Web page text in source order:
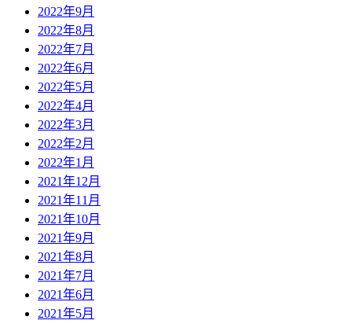
2022年9月
2022年8月
2022年7月
2022年6月
2022年5月
2022年4月
2022年3月
2022年2月
2022年1月
2021年12月
2021年11月
2021年10月
2021年9月
2021年8月
2021年7月
2021年6月
2021年5月